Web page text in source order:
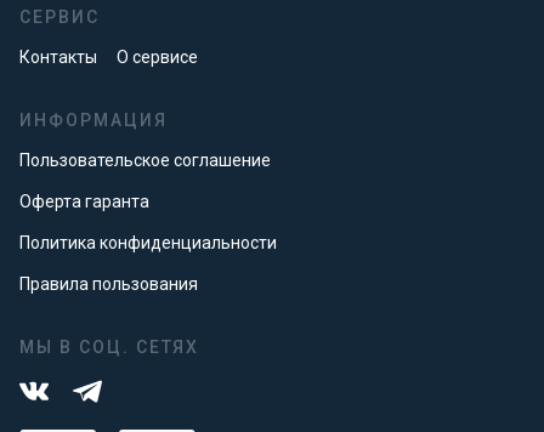
СЕРВИС
Контакты О сервисе
ИНФОРМАЦИЯ
Пользовательское соглашение
Оферта гаранта
Политика конфиденциальности
Правила пользования
МЫ В СОЦ. СЕТЯХ